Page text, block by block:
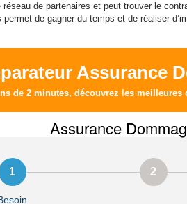
réseau de partenaires et peut trouver le
permet de gagner du temps et de réaliser
Assurance
de 2 minutes, découvrez les meilleures